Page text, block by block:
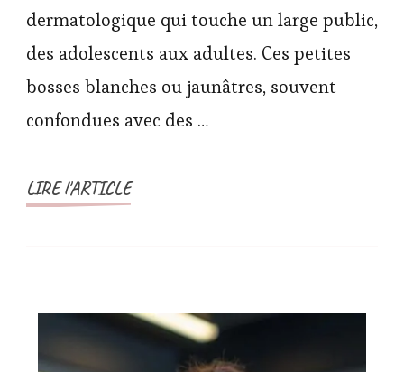
dermatologique qui touche un large public,
des adolescents aux adultes. Ces petites
bosses blanches ou jaunâtres, souvent
confondues avec des …
LIRE l'ARTICLE